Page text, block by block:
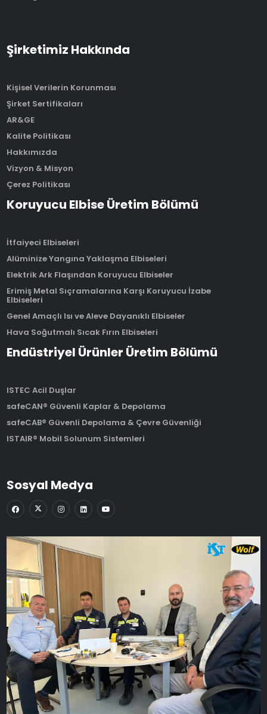
Şirketimiz Hakkında
Kişisel Verilerin Korunması
Şirket Sertifikaları
AR&GE
Kalite Politikası
Hakkımızda
Vizyon & Misyon
Çerez Politikası
Koruyucu Elbise Üretim Bölümü
İtfaiyeci Elbiseleri
Alüminize Yangına Yaklaşma Elbiseleri
Elektrik Ark Flaşından Koruyucu Elbiseler
Erimiş Metal Sıçramalarına Karşı Koruyucu İzabe
Elbiseleri
Genel Amaçlı Isı ve Aleve Dayanıklı Elbiseler
Hava Soğutmalı Sıcak Fırın Elbiseleri
Endüstriyel Ürünler Üretim Bölümü
ISTEC Acil Duşlar
safeCAN® Güvenli Kaplar & Depolama
safeCAB® Güvenli Depolama & Çevre Güvenliği
ISTAIR® Mobil Solunum Sistemleri
Sosyal Medya